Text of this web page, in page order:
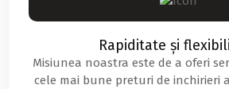
Rapiditate și
Misiunea noastra este de a oferi
cele mai bune preturi de inchirieri